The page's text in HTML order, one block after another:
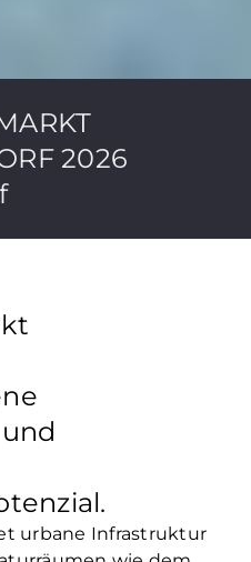
2026
urbane Infrastruktur